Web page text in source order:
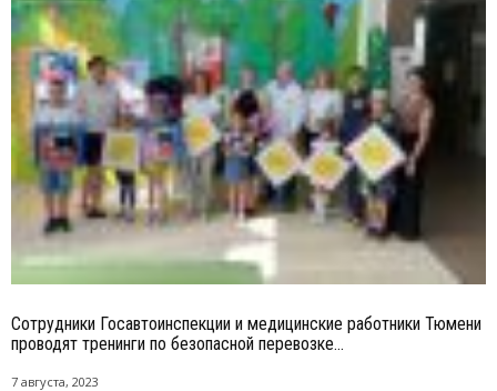
Сотрудники Госавтоинспекции и медицинские работники Тюмени
проводят тренинги по безопасной перевозке...
7 августа, 2023